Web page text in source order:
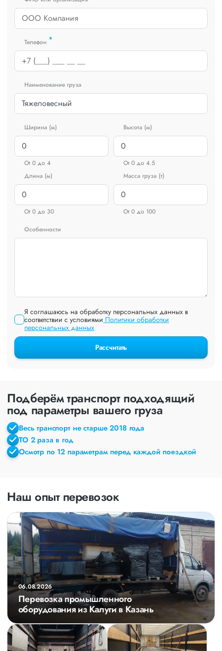
Телефон *
Наименование груза
Ширина (м)
От 0 до 4
Высота (м)
От 0 до 4.5
Длина (м)
От 0 до 30
Масса груза (т)
От 0 до 100
Особенности
Я соглашаюсь на обработку персональных данных в
соответствии с условиями Политики обработки
персональных данных
Рассчитать
Подберём транспорт подходящий
под параметры вашего груза
Весь транспорт не старше 2018 года
ТО 2 раза в год
Осмотр по 12 параметрам перед каждой поездкой
Наш опыт перевозок
06.08.2026
Перевозка промышленного
оборудования из Калуги в Казань